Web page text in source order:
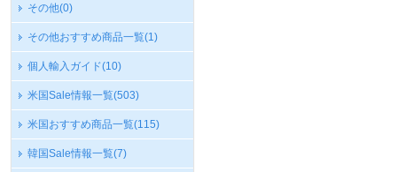
その他(0)
その他おすすめ商品一覧(1)
個人輸入ガイド(10)
米国Sale情報一覧(503)
米国おすすめ商品一覧(115)
韓国Sale情報一覧(7)